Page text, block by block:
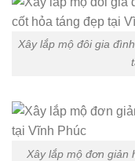
Xây lắp mộ đôi gia
Xây lắp mộ đơn giản